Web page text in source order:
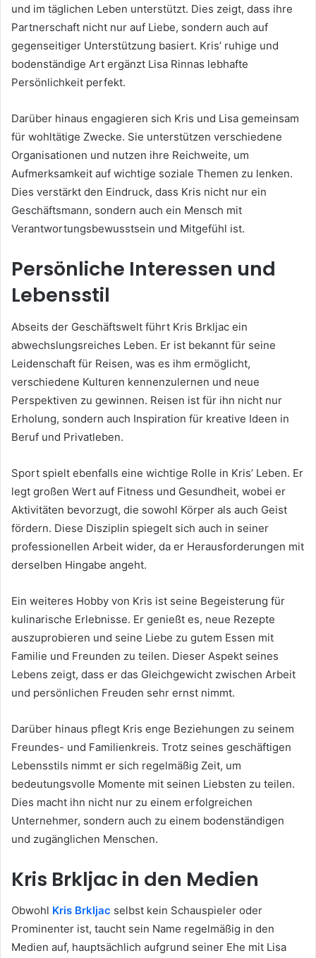
und im täglichen Leben unterstützt. Dies zeigt, dass ihre
Partnerschaft nicht nur auf Liebe, sondern auch auf
gegenseitiger Unterstützung basiert. Kris’ ruhige und
bodenständige Art ergänzt Lisa Rinnas lebhafte
Persönlichkeit perfekt.
Darüber hinaus engagieren sich Kris und Lisa gemeinsam
für wohltätige Zwecke. Sie unterstützen verschiedene
Organisationen und nutzen ihre Reichweite, um
Aufmerksamkeit auf wichtige soziale Themen zu lenken.
Dies verstärkt den Eindruck, dass Kris nicht nur ein
Geschäftsmann, sondern auch ein Mensch mit
Verantwortungsbewusstsein und Mitgefühl ist.
Persönliche Interessen und
Lebensstil
Abseits der Geschäftswelt führt Kris Brkljac ein
abwechslungsreiches Leben. Er ist bekannt für seine
Leidenschaft für Reisen, was es ihm ermöglicht,
verschiedene Kulturen kennenzulernen und neue
Perspektiven zu gewinnen. Reisen ist für ihn nicht nur
Erholung, sondern auch Inspiration für kreative Ideen in
Beruf und Privatleben.
Sport spielt ebenfalls eine wichtige Rolle in Kris’ Leben. Er
legt großen Wert auf Fitness und Gesundheit, wobei er
Aktivitäten bevorzugt, die sowohl Körper als auch Geist
fördern. Diese Disziplin spiegelt sich auch in seiner
professionellen Arbeit wider, da er Herausforderungen mit
derselben Hingabe angeht.
Ein weiteres Hobby von Kris ist seine Begeisterung für
kulinarische Erlebnisse. Er genießt es, neue Rezepte
auszuprobieren und seine Liebe zu gutem Essen mit
Familie und Freunden zu teilen. Dieser Aspekt seines
Lebens zeigt, dass er das Gleichgewicht zwischen Arbeit
und persönlichen Freuden sehr ernst nimmt.
Darüber hinaus pflegt Kris enge Beziehungen zu seinem
Freundes- und Familienkreis. Trotz seines geschäftigen
Lebensstils nimmt er sich regelmäßig Zeit, um
bedeutungsvolle Momente mit seinen Liebsten zu teilen.
Dies macht ihn nicht nur zu einem erfolgreichen
Unternehmer, sondern auch zu einem bodenständigen
und zugänglichen Menschen.
Kris Brkljac in den Medien
Obwohl Kris Brkljac selbst kein Schauspieler oder
Prominenter ist, taucht sein Name regelmäßig in den
Medien auf, hauptsächlich aufgrund seiner Ehe mit Lisa